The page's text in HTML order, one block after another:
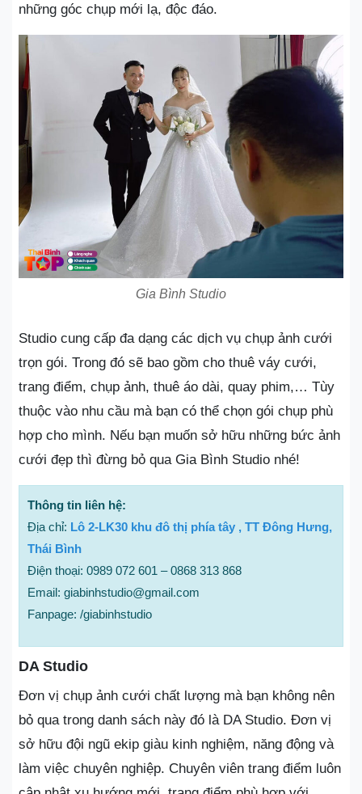
những góc chụp mới lạ, độc đáo.
Gia Bình Studio
Studio cung cấp đa dạng các dịch vụ chụp ảnh cưới
trọn gói. Trong đó sẽ bao gồm cho thuê váy cưới,
trang điểm, chụp ảnh, thuê áo dài, quay phim,… Tùy
thuộc vào nhu cầu mà bạn có thể chọn gói chụp phù
hợp cho mình. Nếu bạn muốn sở hữu những bức ảnh
cưới đẹp thì đừng bỏ qua Gia Bình Studio nhé!
Thông tin liên hệ:
Địa chỉ: Lô 2-LK30 khu đô thị phía tây , TT Đông Hưng,
Thái Bình
Điện thoại: 0989 072 601 – 0868 313 868
Email: giabinhstudio@gmail.com
Fanpage: /giabinhstudio
DA Studio
Đơn vị chụp ảnh cưới chất lượng mà bạn không nên
bỏ qua trong danh sách này đó là DA Studio. Đơn vị
sở hữu đội ngũ ekip giàu kinh nghiệm, năng động và
làm việc chuyên nghiệp. Chuyên viên trang điểm luôn